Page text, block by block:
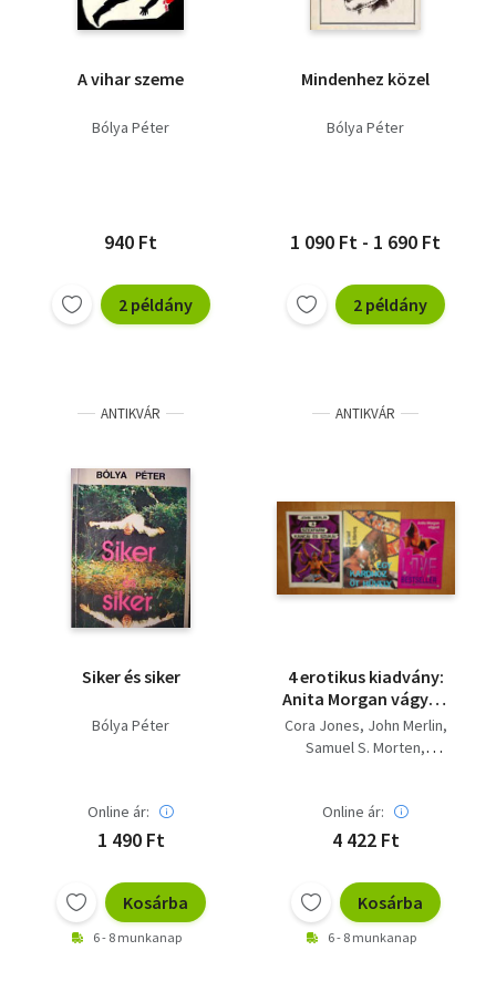
A vihar szeme
Bólya Péter
940 Ft
2 példány
Mindenhez közel
Bólya Péter
1 090 Ft - 1 690 Ft
2 példány
ANTIKVÁR
Siker és siker
Bólya Péter
Online ár:
1 490 Ft
Kosárba
6 - 8 munkanap
ANTIKVÁR
4 erotikus kiadvány:
Anita Morgan vágyai,
A szexfarm szukái és
kancái, Egy kardhoz
Cora Jones John Merlin
Samuel S. Morten
Online ár:
4 422 Ft
Kosárba
6 - 8 munkanap